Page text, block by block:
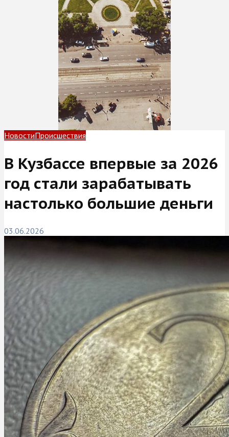
НовостиПроисшествия
В Кузбассе впервые за 2026
год стали зарабатывать
настолько большие деньги
03.06.2026